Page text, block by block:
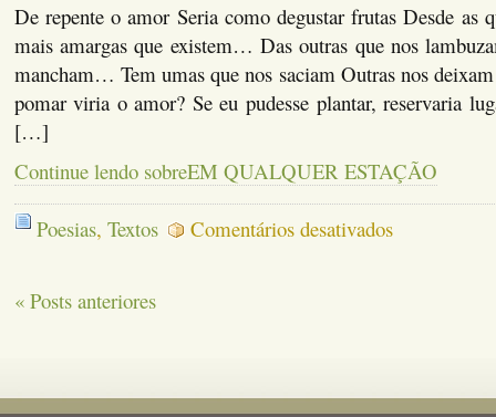
De repente o amor Seria como degustar frutas Desde as
mais amargas que existem… Das outras que nos
mancham… Tem umas que nos saciam Outras nos
pomar viria o amor? Se eu pudesse plantar, reservaria
[…]
Continue lendo sobreEM QUALQUER ESTAÇÃO
Poesias, Textos Comentários desativadosem
EM
« Posts anteriores